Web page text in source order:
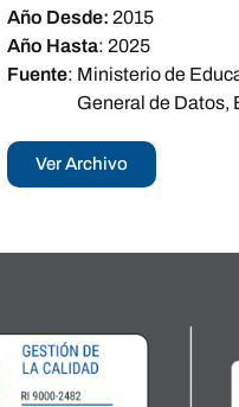
Año Desde: 2015
Año Hasta: 2025
Fuente: Ministerio de
General de Datos,
Ver Archivo